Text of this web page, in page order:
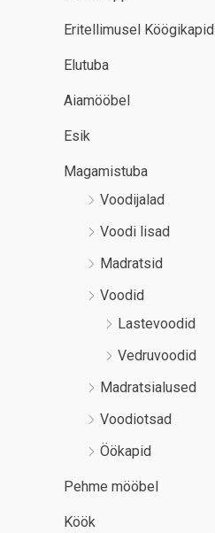
Eritellimusel Köögikapid
Elutuba
Aiamööbel
Esik
Magamistuba
Voodijalad
Voodi lisad
Madratsid
Voodid
Lastevoodid
Vedruvoodid
Madratsialused
Voodiotsad
Öökapid
Pehme mööbel
Köök